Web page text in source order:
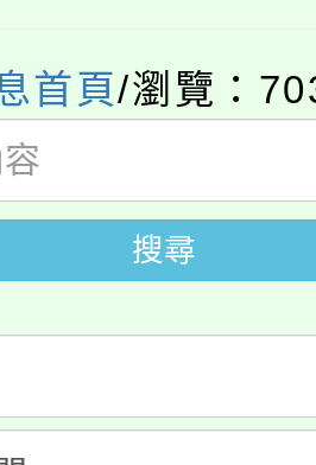
)教師甄選結果(
115學年度第
)教師甄選結果(
文化大學推廣
》溝通分析基
學生輔導中心
商輔導、社會
報名參加。
縣政府辦理
校園短影音徵
章及活動海報
參加。
115學年度學生
實施計畫」
「教育部表揚
展貢獻獎」
ART TAIPEI臺
首頁/瀏覽：
搜尋